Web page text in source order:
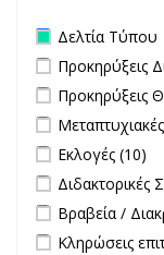
Remove Δελτία
Δελτία Τύπου
ApplyΠροκηρύξεις
ApplyΠροκηρύξεις
Apply
Apply Εκλογές
Εκλογές (10)
ApplyΔιδακτορικές
Apply Βραβεία /
Βραβεία /
ApplyΚληρώσεις